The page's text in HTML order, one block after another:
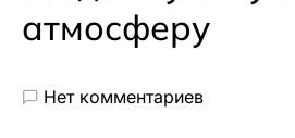
атмосферу
Нет комментариев